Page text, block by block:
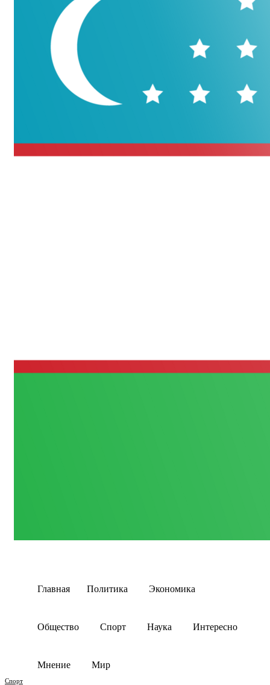
Главная Политика Экономика
Общество Спорт Наука Интересно
Мнение Мир
Спорт